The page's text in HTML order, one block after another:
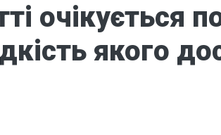
очікується
якого